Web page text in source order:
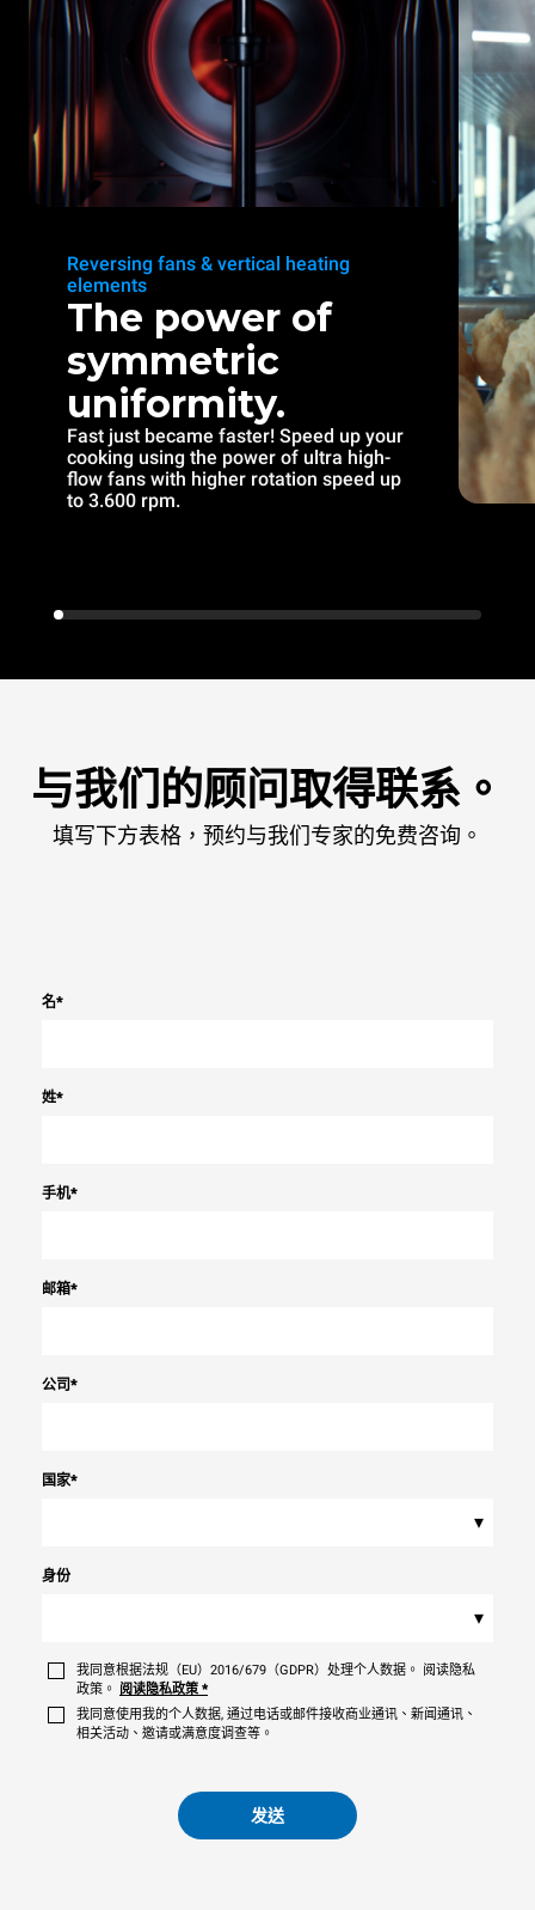
Reversing fans & vertical heating
elements
The power of
symmetric
uniformity.
Fast just became faster! Speed up your
cooking using the power of ultra high-
flow fans with higher rotation speed up
to 3.600 rpm.
与我们的顾问取得联系。
填写下方表格，预约与我们专家的免费咨询。
名*
姓*
手机*
邮箱*
公司*
国家*
▾
身份
▾
我同意根据法规（EU）2016/679（GDPR）处理个人数据。 阅读隐私
政策。 阅读隐私政策 *
我同意使用我的个人数据, 通过电话或邮件接收商业通讯、新闻通讯、
相关活动、邀请或满意度调查等。
发送